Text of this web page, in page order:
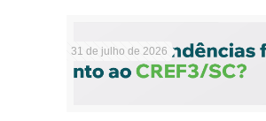
31 de julho de 2026